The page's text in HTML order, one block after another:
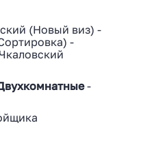
(Новый виз) -
) -
Чкаловский
-